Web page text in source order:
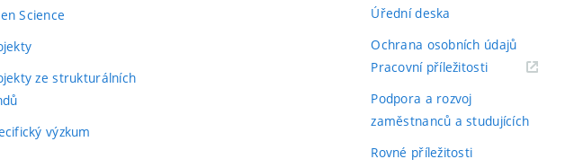
Science
ze strukturálních
výzkum
Úřední deska
Ochrana osobních údajů
Pracovní příležitosti(externí
Podpora a rozvoj
zaměstnanců a studujících
Rovné příležitosti